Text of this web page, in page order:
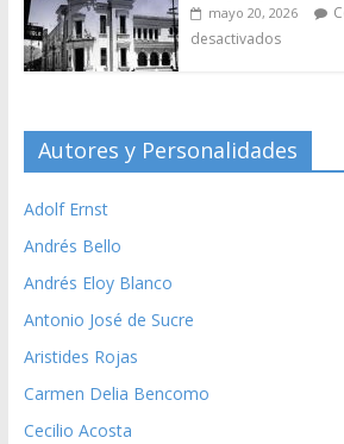
mayo 20, 2026
desactivados
Autores y Personalidades
Adolf Ernst
Andrés Bello
Andrés Eloy Blanco
Antonio José de Sucre
Aristides Rojas
Carmen Delia Bencomo
Cecilio Acosta